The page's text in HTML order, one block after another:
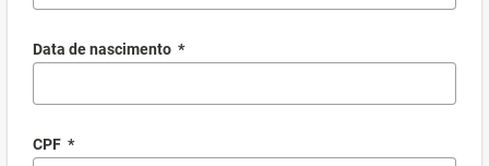
Data de nascimento *
CPF *